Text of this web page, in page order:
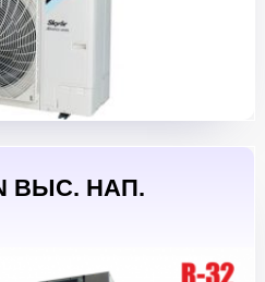
ВЫС. НАП.